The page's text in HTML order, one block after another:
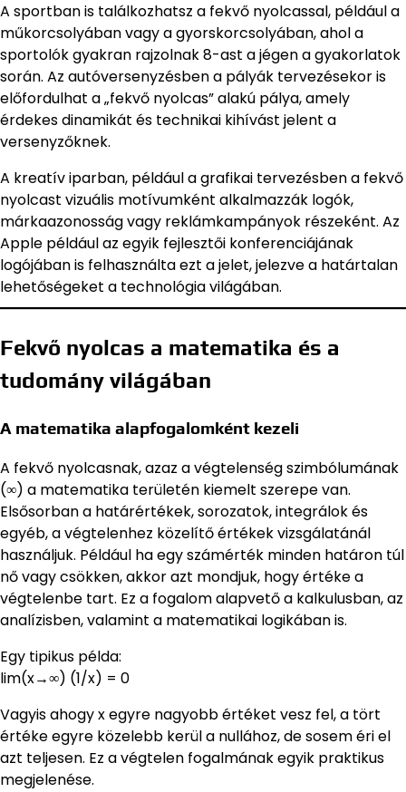
A sportban is találkozhatsz a fekvő nyolcassal, például a
műkorcsolyában vagy a gyorskorcsolyában, ahol a
sportolók gyakran rajzolnak 8-ast a jégen a gyakorlatok
során. Az autóversenyzésben a pályák tervezésekor is
előfordulhat a „fekvő nyolcas” alakú pálya, amely
érdekes dinamikát és technikai kihívást jelent a
versenyzőknek.
A kreatív iparban, például a grafikai tervezésben a fekvő
nyolcast vizuális motívumként alkalmazzák logók,
márkaazonosság vagy reklámkampányok részeként. Az
Apple például az egyik fejlesztői konferenciájának
logójában is felhasználta ezt a jelet, jelezve a határtalan
lehetőségeket a technológia világában.
Fekvő nyolcas a matematika és a
tudomány világában
A matematika alapfogalomként kezeli
A fekvő nyolcasnak, azaz a végtelenség szimbólumának
(∞) a matematika területén kiemelt szerepe van.
Elsősorban a határértékek, sorozatok, integrálok és
egyéb, a végtelenhez közelítő értékek vizsgálatánál
használjuk. Például ha egy számérték minden határon túl
nő vagy csökken, akkor azt mondjuk, hogy értéke a
végtelenbe tart. Ez a fogalom alapvető a kalkulusban, az
analízisben, valamint a matematikai logikában is.
Egy tipikus példa:
lim(x→∞) (1/x) = 0
Vagyis ahogy x egyre nagyobb értéket vesz fel, a tört
értéke egyre közelebb kerül a nullához, de sosem éri el
azt teljesen. Ez a végtelen fogalmának egyik praktikus
megjelenése.